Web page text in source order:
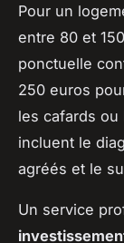
Pour un
entre 80 et
ponctuelle
250 euros
les cafards
incluent le
agréés et le
Un service